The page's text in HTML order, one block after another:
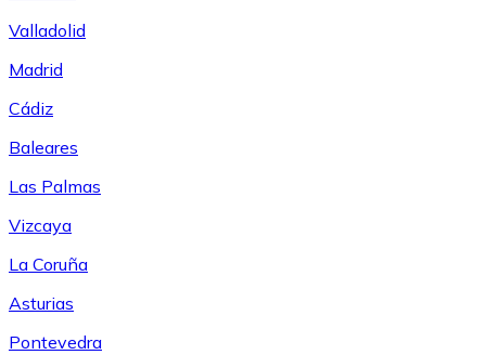
Valladolid
Madrid
Cádiz
Baleares
Las Palmas
Vizcaya
La Coruña
Asturias
Pontevedra